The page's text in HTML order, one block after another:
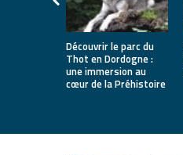
Découvrir le parc du
Thot en Dordogne :
une immersion au
cœur de la Préhistoire